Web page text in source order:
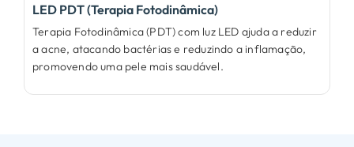
LED PDT (Terapia Fotodinâmica)
Terapia Fotodinâmica (PDT) com luz LED ajuda a reduzir
a acne, atacando bactérias e reduzindo a inflamação,
promovendo uma pele mais saudável.